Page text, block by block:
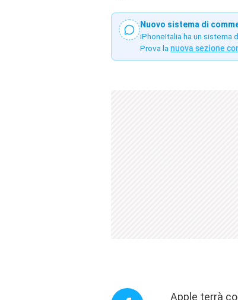
Nuovo sistema di
iPhoneItalia ha un sistema
Prova la nuova sezione
Apple terrà